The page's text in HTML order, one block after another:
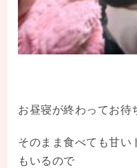
お昼寝が終わってお待
そのまま食べても甘い
もいるので